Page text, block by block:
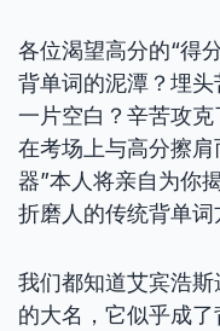
各位渴望高分的“得
背单词的泥潭？埋
一片空白？辛苦攻
在考场上与高分擦
器”本人将亲自为你
折磨人的传统背单词
我们都知道艾宾浩斯
的大名，它似乎成